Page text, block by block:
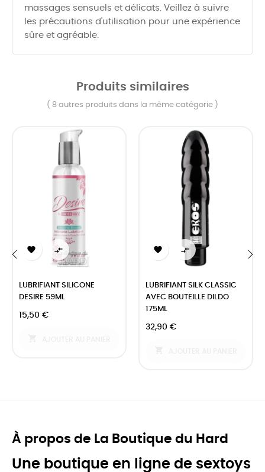
massages sensuels et délicats. Veillez à suivre
les précautions d'utilisation pour une expérience
sûre et agréable.
Produits similaires
( 8 autres produits dans la même catégorie )
 
LUBRIFIANT SILICONE
DESIRE 59ML
15,50 €
 
LUBRIFIANT SILK CLASSIC
AVEC BOUTEILLE DILDO
175ML
32,90 €
À propos de La Boutique du Hard
Une boutique en ligne de sextoys